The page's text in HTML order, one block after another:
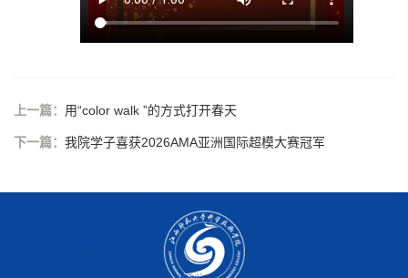
上一篇： 用“color walk ”的方式打开春天
下一篇： 我院学子喜获2026AMA亚洲国际超模大赛冠军